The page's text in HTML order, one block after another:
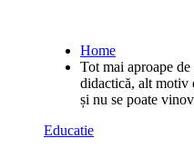
Home
Tot mai aproape
didactică, alt motiv
și nu se poate
Educatie